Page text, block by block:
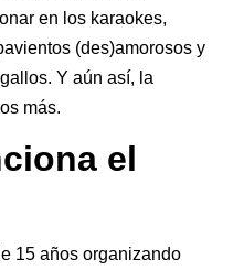
en los karaokes,
(des)amorosos y
Y aún así, la
más.
el
15 años organizando